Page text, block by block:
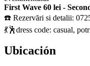
First Wave 60 lei -
☎️ Rezervări si detalii:
💃🕺dress code: casual,
Ubicación